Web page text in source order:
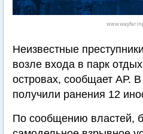
Неизвестные
возле входа в парк
островах, сообщает АР.
получили ранения 12
По сообщению властей,